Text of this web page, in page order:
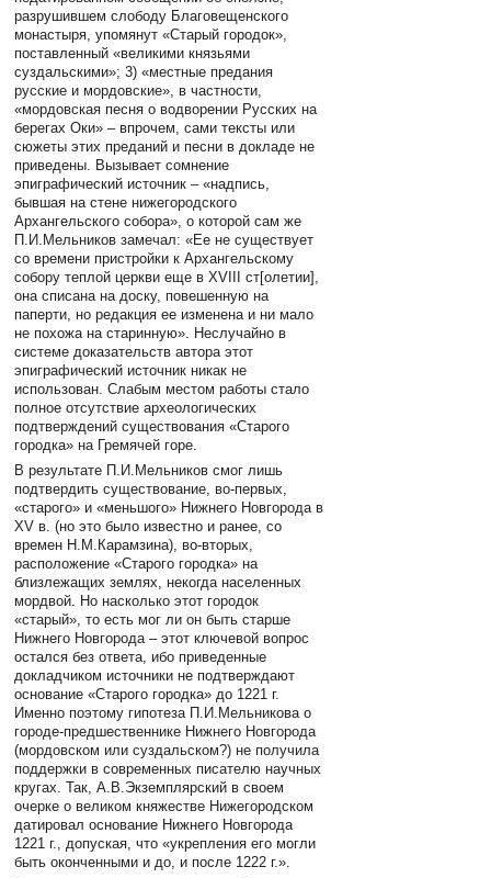
разрушившем слободу Благовещенского
монастыря, упомянут «Старый городок»,
поставленный «великими князьями
суздальскими»; 3) «местные предания
русские и мордовские», в частности,
«мордовская песня о водворении Русских на
берегах Оки» – впрочем, сами тексты или
сюжеты этих преданий и песни в докладе не
приведены. Вызывает сомнение
эпиграфический источник – «надпись,
бывшая на стене нижегородского
Архангельского собора», о которой сам же
П.И.Мельников замечал: «Ее не существует
со времени пристройки к Архангельскому
собору теплой церкви еще в XVIII ст[олетии],
она списана на доску, повешенную на
паперти, но редакция ее изменена и ни мало
не похожа на старинную». Неслучайно в
системе доказательств автора этот
эпиграфический источник никак не
использован. Слабым местом работы стало
полное отсутствие археологических
подтверждений существования «Старого
городка» на Гремячей горе.
В результате П.И.Мельников смог лишь
подтвердить существование, во-первых,
«старого» и «меньшого» Нижнего Новгорода в
XV в. (но это было известно и ранее, со
времен Н.М.Карамзина), во-вторых,
расположение «Старого городка» на
близлежащих землях, некогда населенных
мордвой. Но насколько этот городок
«старый», то есть мог ли он быть старше
Нижнего Новгорода – этот ключевой вопрос
остался без ответа, ибо приведенные
докладчиком источники не подтверждают
основание «Старого городка» до 1221 г.
Именно поэтому гипотеза П.И.Мельникова о
городе-предшественнике Нижнего Новгорода
(мордовском или суздальском?) не получила
поддержки в современных писателю научных
кругах. Так, А.В.Экземплярский в своем
очерке о великом княжестве Нижегородском
датировал основание Нижнего Новгорода
1221 г., допуская, что «укрепления его могли
быть оконченными и до, и после 1222 г.».